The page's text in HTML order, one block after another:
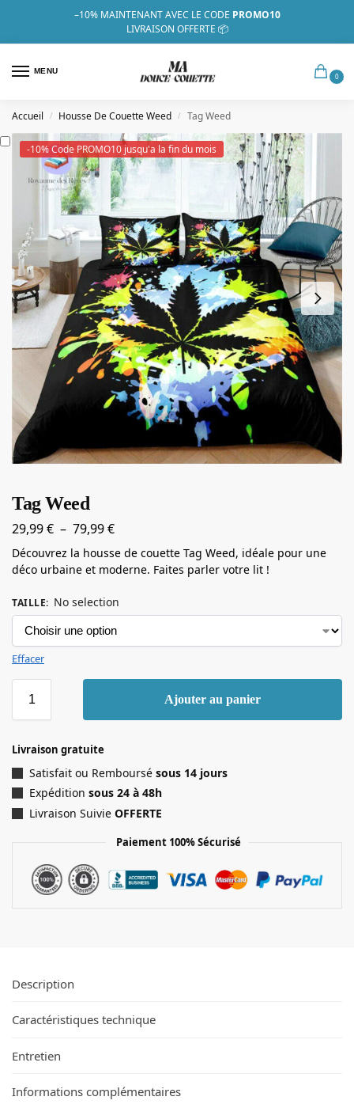
–10% MAINTENANT AVEC LE CODE PROMO10
LIVRAISON OFFERTE 📦
MENU
0
Accueil / Housse De Couette Weed / Tag Weed
-10% Code PROMO10 jusqu'a la fin du mois
Tag Weed
29,99€ – 79,99€
Découvrez la housse de couette Tag Weed, idéale pour une
déco urbaine et moderne. Faites parler votre lit !
TAILLE: No selection
Effacer
Ajouter au panier
Livraison gratuite
Satisfait ou Remboursé sous 14 jours
Expédition sous 24 à 48h
Livraison Suivie OFFERTE
Paiement 100% Sécurisé
Description
Caractéristiques technique
Entretien
Informations complémentaires